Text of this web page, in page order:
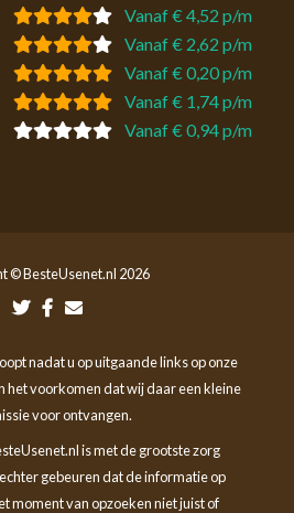
Vanaf € 4,52 p/m
Vanaf € 2,62 p/m
Vanaf € 0,20 p/m
Vanaf € 1,74 p/m
Vanaf € 0,94 p/m
© BesteUsenet.nl 2026
nadat u op uitgaande links op onze
het voorkomen dat wij daar een kleine
voor ontvangen.
is met de grootste zorg
gebeuren dat de informatie op
moment van opzoeken niet juist of